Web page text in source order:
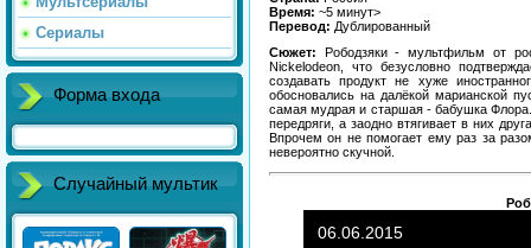
Сериалы
Форма входа
Случайный мультик
Время: ~5 минут>
Перевод: Дублированный
Сюжет:
Рободзяки - мультфильм от
Nickelodeon, что безусловно
создавать продукт не хуже
обосновались на далёкой марианской
самая мудрая и старшая - бабушка
передряги, а заодно втягивает в них
Впрочем он не помогает ему раз за
невероятно скучной.